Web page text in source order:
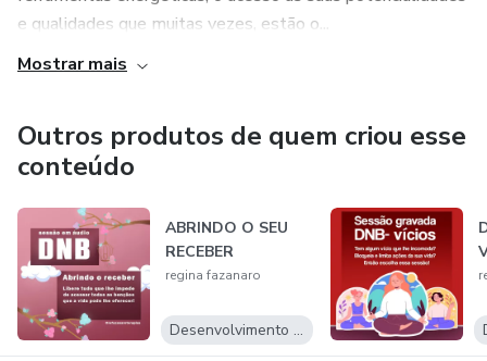
compra.
e qualidades que muitas vezes, estão o...
Mostrar mais
Outros produtos de quem criou esse
conteúdo
ABRINDO O SEU
RECEBER
regina fazanaro
Desenvolvimento Pessoal